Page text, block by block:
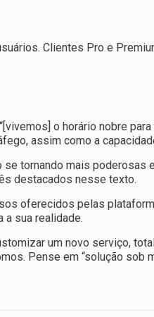
Clientes Pro e
o horário nobre
assim como a
tornando mais poderosas
destacados nesse texto.
oferecidos pelas
a sua realidade.
um novo serviço,
Pense em “solução sob